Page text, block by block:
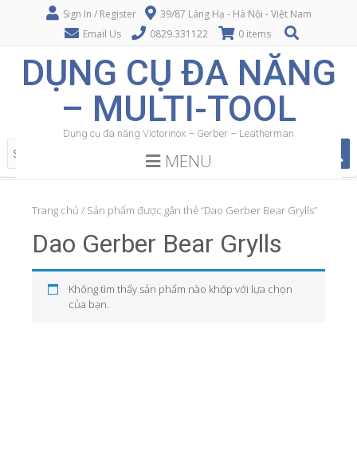
Sign In / Register
39/87 Láng Hạ - Hà Nội - Việt Nam
Email Us
0829.331122 0 items
DỤNG CỤ ĐA NĂNG
– MULTI-TOOL
Dụng cụ đa năng Victorinox – Gerber – Leatherman
MENU
Trang chủ / Sản phẩm được gắn thẻ “Dao Gerber Bear Grylls”
Dao Gerber Bear Grylls
Không tìm thấy sản phẩm nào khớp với lựa chọn
của bạn.